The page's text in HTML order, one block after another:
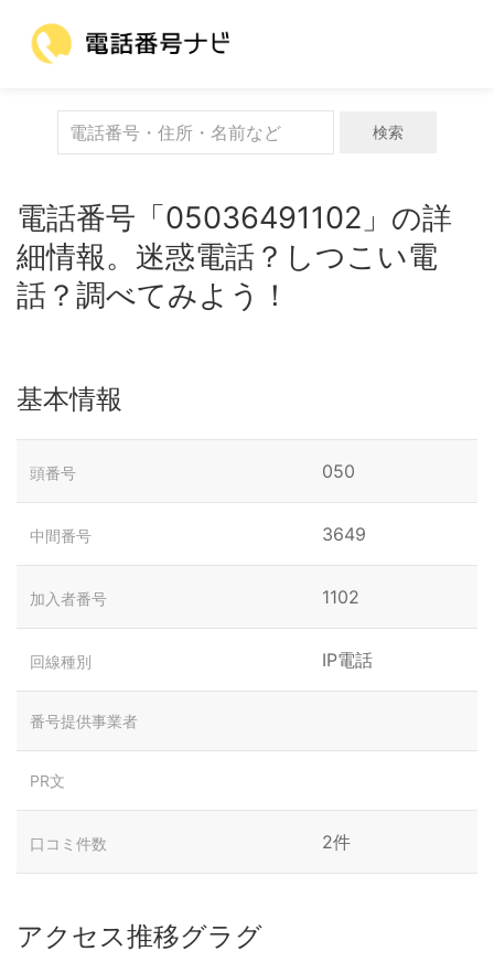
検索
電話番号「05036491102」の詳
細情報。迷惑電話？しつこい電
話？調べてみよう！
基本情報
頭番号 050
中間番号 3649
加入者番号 1102
回線種別 IP電話
番号提供事業者
PR文
口コミ件数 2件
アクセス推移グラグ